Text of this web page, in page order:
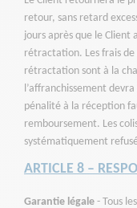
retour, sans retard
jours après que le Client
rétractation. Les frais
rétractation sont à la
l’affranchissement
pénalité à la réception
remboursement. Les
systématiquement
ARTICLE 8 –
Garantie légale - Tous